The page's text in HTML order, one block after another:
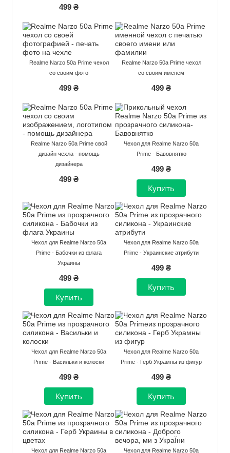
499 ₴
Realme Narzo 50a Prime чехол
со своим фото
499 ₴
Realme Narzo 50a Prime чехол
со своим именем
499 ₴
Realme Narzo 50a Prime свой
дизайн чехла - помощь
дизайнера
499 ₴
Чехол для Realme Narzo 50a
Prime - Бавовнятко
499 ₴
Чехол для Realme Narzo 50a
Prime - Бабочки из флага
Украины
499 ₴
Чехол для Realme Narzo 50a
Prime - Украинские атрибути
499 ₴
Чехол для Realme Narzo 50a
Prime - Васильки и колоски
499 ₴
Чехол для Realme Narzo 50a
Prime - Герб Украмны из фигур
499 ₴
Чехол для Realme Narzo 50a
Чехол для Realme Narzo 50a